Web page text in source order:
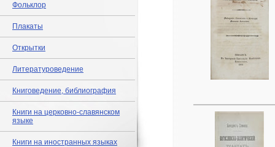
Фольклор
Плакаты
Открытки
Литературоведение
Книговедение, библиография
Книги на церковно-славянском
языке
Книги на иностранных языках